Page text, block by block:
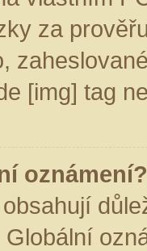
za
[img] tag
oznámení?